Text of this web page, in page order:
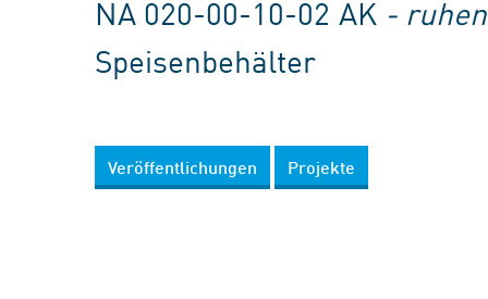
NA 020-00-10-02 AK -
Speisenbehälter
Veröffentlichungen Projekte